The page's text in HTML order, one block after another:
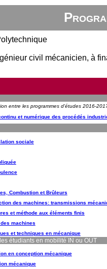
civil mécanicien, à
entre les programmes d'études 2016-
et numérique des procédés
sociale
Combustion et Brûleurs
des machines: transmissions
et méthode aux éléments finis
machines
et techniques en mécanique
étudiants en mobilité IN ou OUT
en conception mécanique
mécanique